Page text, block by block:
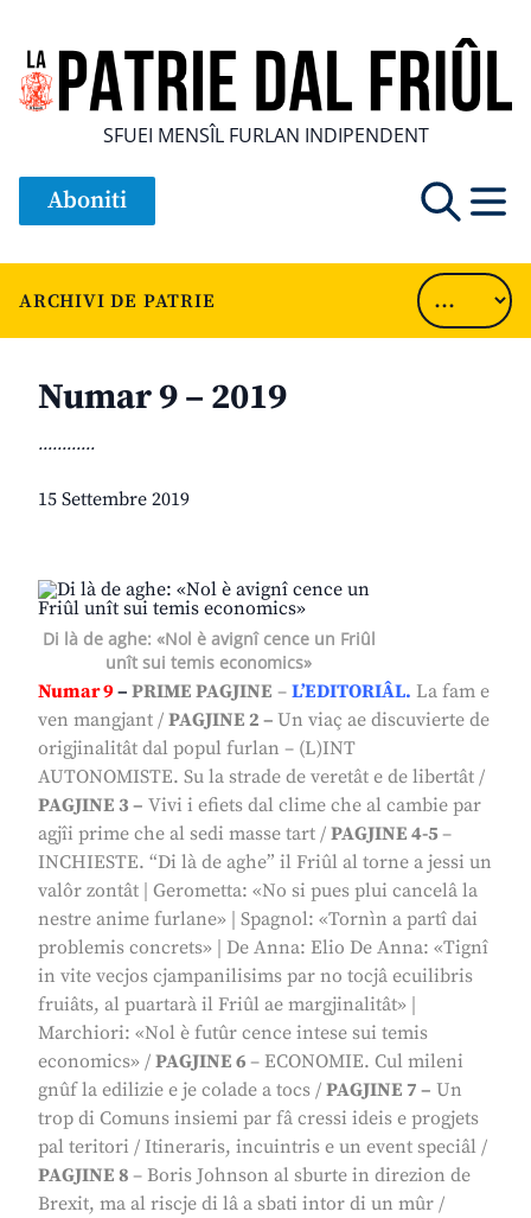
SFUEI MENSÎL FURLAN INDIPENDENT
Aboniti
ARCHIVI DE PATRIE
Numar 9 – 2019
............
15 Settembre 2019
Di là de aghe: «Nol è avignî cence un Friûl
unît sui temis economics»
Numar 9– PRIME PAGJINE – L’EDITORIÂL. La fam e
ven mangjant / PAGJINE 2 – Un viaç ae discuvierte de
origjinalitât dal popul furlan – (L)INT
AUTONOMISTE. Su la strade de veretât e de libertât /
PAGJINE 3 – Vivi i efiets dal clime che al cambie par
agjîi prime che al sedi masse tart / PAGJINE 4-5 –
INCHIESTE. “Di là de aghe” il Friûl al torne a jessi un
valôr zontât Gerometta: «No si pues plui cancelâ la
nestre anime furlane» Spagnol: «Tornìn a partî dai
problemis concrets» De Anna: Elio De Anna: «Tignî
in vite vecjos cjampanilisims par no tocjâ ecuilibris
fruiâts, al puartarà il Friûl ae margjinalitât»
Marchiori: «Nol è futûr cence intese sui temis
economics» / PAGJINE 6 – ECONOMIE. Cul mileni
gnûf la edilizie e je colade a tocs / PAGJINE 7 – Un
trop di Comuns insiemi par fâ cressi ideis e progjets
pal teritori / Itineraris, incuintris e un event speciâl /
PAGJINE 8 – Boris Johnson al sburte in direzion de
Brexit, ma al riscje di lâ a sbati intor di un mûr /